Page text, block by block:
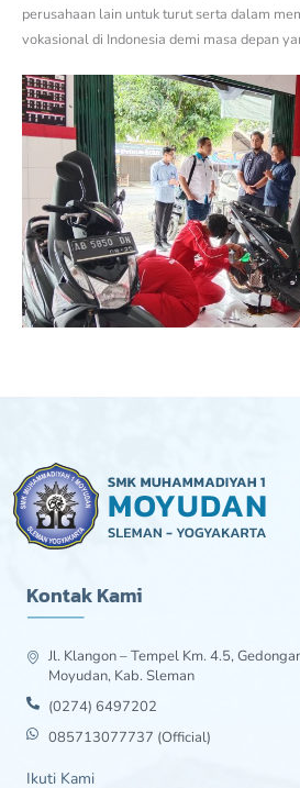
perusahaan lain untuk turut serta dalam
vokasional di Indonesia demi masa depan
Kontak Kami
Jl. Klangon – Tempel Km. 4.5,
Moyudan, Kab. Sleman
(0274) 6497202
085713077737 (Official)
Ikuti Kami